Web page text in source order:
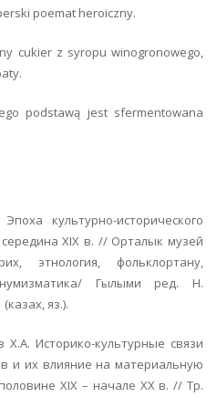
poemat heroiczny.
cukier z syropu winogronowego,
podstawą jest sfermentowana
культурно-исторического
XIX в. // Орталык музей
этнология, фольклортану,
нумизматика/ Гылыми ред. Н.
яз.).
Историко-культурные связи
и их влияние на материальную
XIX – начале XX в. // Тр.